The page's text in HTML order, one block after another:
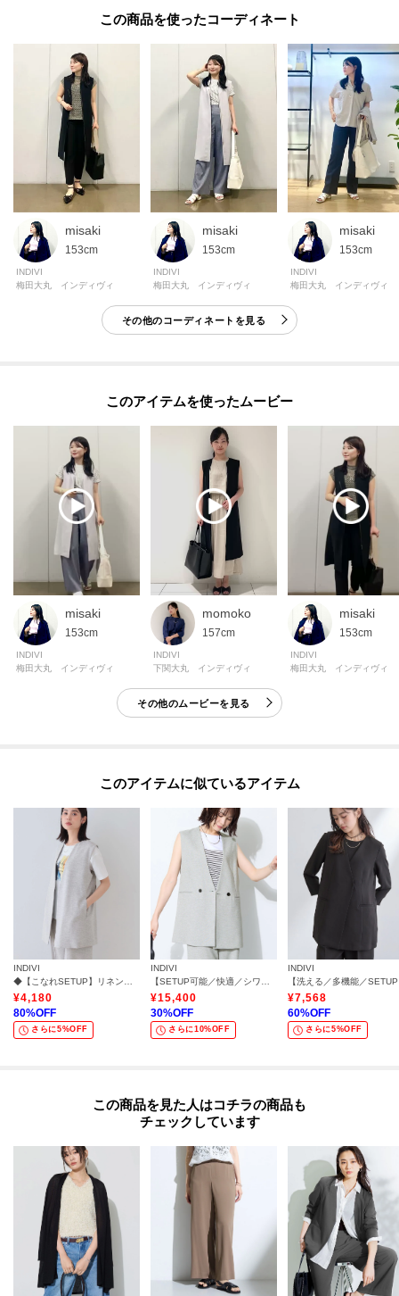
適度なストレッチ性を持ったリラクシーな着心地に、
シワになりづらいイージーケア性／遮熱性／UVケア性／吸水速乾性／接触冷
感性も兼ね備えた素材になっております。
・ポケット数：横×2
・裏地なし
※この製品は、太陽光線中の紫外線（UV）を通しにくくします。この効果は
永久的ではありません。
※この製品は、吸水速乾効果のある素材を使用しています。この効果は永久
的ではありません。
-・-・-・-・-・-・-・-・-・-・-・-・-・-・-・-・-・-・-・-・-・-
[お気に入り登録とは？]
クリックして簡単に追加できます！
[おすすめPOINT]
お得な情報をGETできます！！
再入荷通知や、値下げ情報・在庫状況をメルマガにてお知らせ♪
POINT.2
マイページでお気に入り一覧をチェックでき、
自分だけのお買い物リストがつくれる♪
-・-・-・-・-・-・-・-・-・-・-・-・-・-・-・-・-・-・-・-・-・-
が異なる場合もございます。
【生地詳細】
透け感：ややあり
伸縮性：ややあり
生地の厚み：普通
裏地：なし
洗濯方法：洗濯機洗い可
モデル情報：身長168cm B74 W58 H84 着用サイズ：38（M）
この商品を使った
misaki
153cm
INDIVI
梅田大丸 インディヴィ
misaki
153cm
INDIVI
梅田大丸 インディヴィ
misaki
153cm
INDIVI
梅田大丸 インディヴィ
その他のコーディネートを見る
このアイテムを使ったムービー
misaki
153cm
INDIVI
梅田大丸 インディヴィ
momoko
157cm
INDIVI
下関大丸 インディヴィ
misaki
153cm
INDIVI
梅田大丸 インディヴィ
その他のムービーを見る
このアイテムに似ているアイテム
INDIVI
◆【こなれSETUP】リネンライクジレジャケット
¥4,180
80%OFF
さらに5%OFF
INDIVI
【SETUP可能／快適／シワになりにくい】リネンライクジレ
¥15,400
30%OFF
さらに10%OFF
INDIVI
¥7,568
60%OFF
さらに5%OFF
この商品を見た人はコチラの商品も
チェックしています